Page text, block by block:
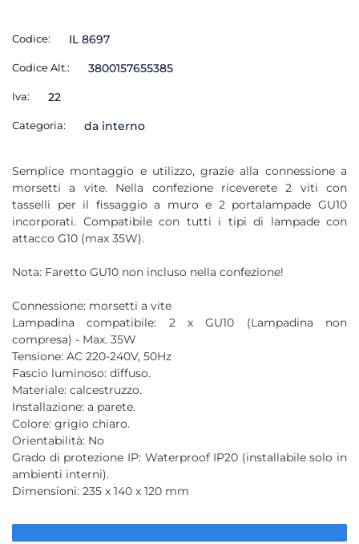
Codice: IL 8697
Codice Alt.: 3800157655385
Iva: 22
Categoria: da interno
Semplice montaggio e utilizzo, grazie alla connessione a
morsetti a vite. Nella confezione riceverete 2 viti con
tasselli per il fissaggio a muro e 2 portalampade GU10
incorporati. Compatibile con tutti i tipi di lampade con
attacco G10 (max 35W).
Nota: Faretto GU10 non incluso nella confezione!
Connessione: morsetti a vite
Lampadina compatibile: 2 x GU10 (Lampadina non
compresa) - Max. 35W
Tensione: AC 220-240V, 50Hz
Fascio luminoso: diffuso.
Materiale: calcestruzzo.
Installazione: a parete.
Colore: grigio chiaro.
Orientabilità: No
Grado di protezione IP: Waterproof IP20 (installabile solo in
ambienti interni).
Dimensioni: 235 x 140 x 120 mm